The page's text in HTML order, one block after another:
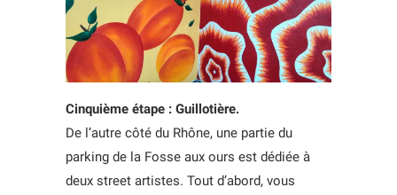
Cinquième étape : Guillotière.
De l’autre côté du Rhône, une partie du
parking de la Fosse aux ours est dédiée à
deux street artistes. Tout d’abord, vous